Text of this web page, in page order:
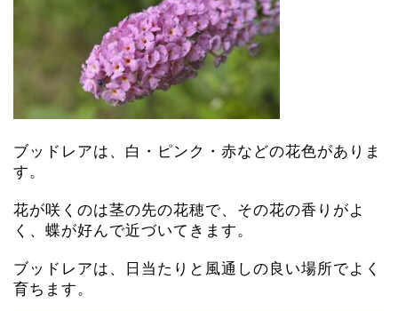
ブッドレアは、白・ピンク・赤などの花色がありま
す。
花が咲くのは茎の先の花穂で、その花の香りがよ
く、蝶が好んで近づいてきます。
ブッドレアは、日当たりと風通しの良い場所でよく
育ちます。